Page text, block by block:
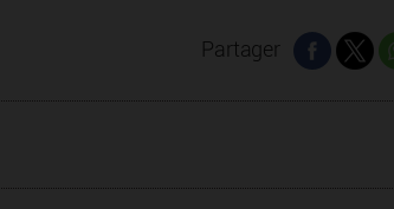
Partager